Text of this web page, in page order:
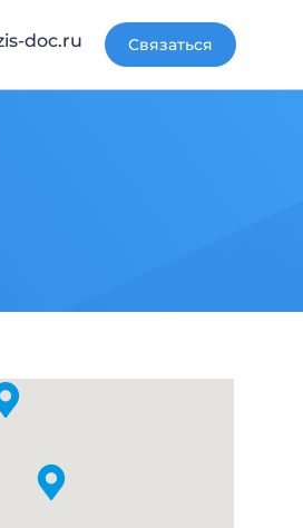
doc.ru Связаться